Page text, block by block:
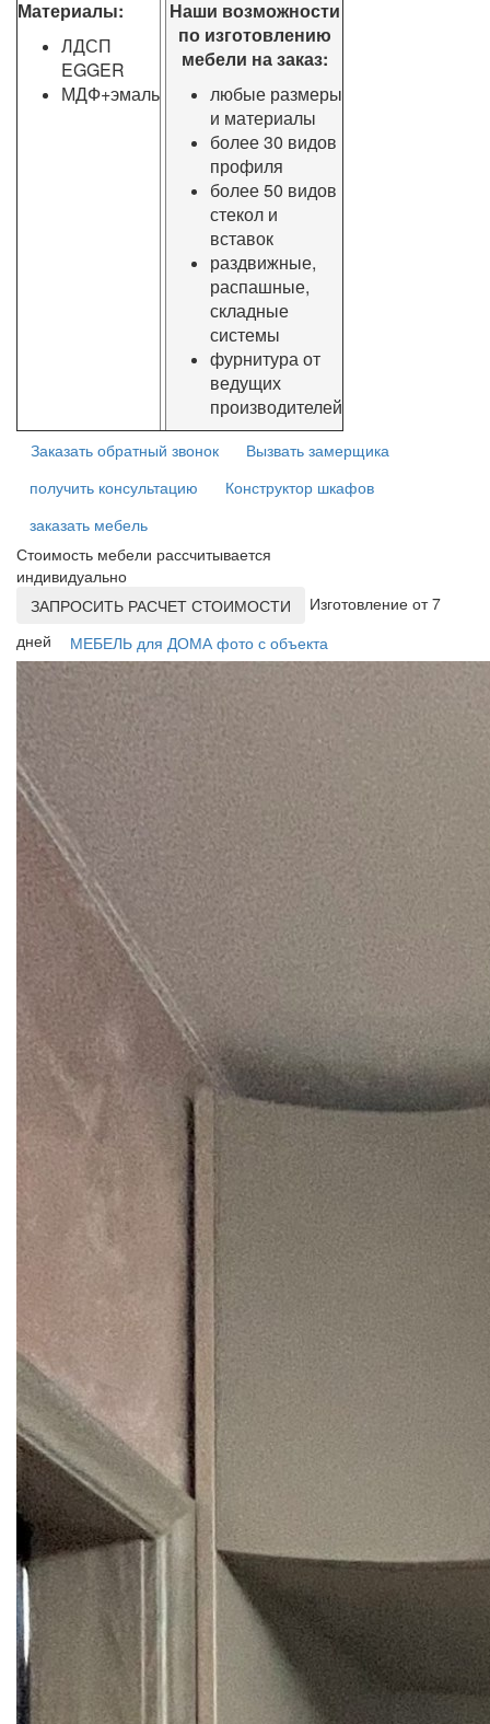
Материалы:
ЛДСП
EGGER
МДФ+эмаль
Наши возможности
по изготовлению
мебели на заказ:
любые размеры
и материалы
более 30 видов
профиля
более 50 видов
стекол и
вставок
раздвижные,
распашные,
складные
системы
фурнитура от
ведущих
производителей
Заказать обратный звонок
Вызвать замерщика
получить консультацию
Конструктор шкафов
заказать мебель
Стоимость мебели рассчитывается
индивидуально
ЗАПРОСИТЬ РАСЧЕТ СТОИМОСТИ
Изготовление от 7
дней
МЕБЕЛЬ для ДОМА фото с объекта